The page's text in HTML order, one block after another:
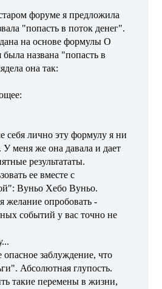
форуме я предложила
"попасть в поток денег".
на основе формулы О
названа "попасть в
она так:
себя лично эту формулу я ни
У меня же она давала и дает
результататы.
ее вместе с
Вуньо Хебо Вуньо.
желание опробовать -
событий у вас точно не
заблуждение, что
Абсолютная глупость.
такие перемены в жизни,